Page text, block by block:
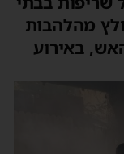
מהלהבות
באירוע